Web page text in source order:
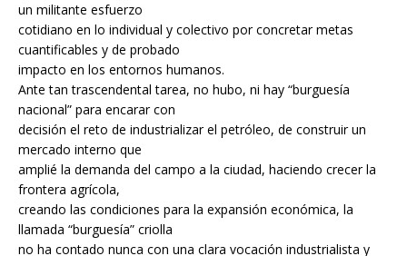
un militante esfuerzo
cotidiano en lo individual y colectivo por concretar metas
cuantificables y de probado
impacto en los entornos humanos.
Ante tan trascendental tarea, no hubo, ni hay “burguesía
nacional” para encarar con
decisión el reto de industrializar el petróleo, de construir un
mercado interno que
amplié la demanda del campo a la ciudad, haciendo crecer la
frontera agrícola,
creando las condiciones para la expansión económica, la
llamada “burguesía” criolla
no ha contado nunca con una clara vocación industrialista y